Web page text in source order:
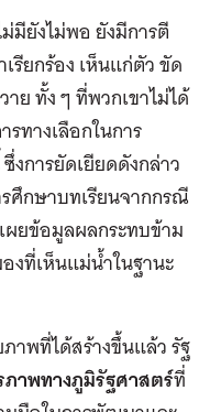
มียังไม่พอ ยังมีการตี
รียกร้อง เห็นแก่ตัว ขัด
ย ทั้ง ๆ ที่พวกเขาไม่ได้
ทางเลือกในการ
การยัดเยียดดังกล่าว
ศึกษาบทเรียนจากกรณี
ผยข้อมูลผลกระทบข้าม
งที่เห็นแม่น้ำในฐานะ
าพที่ได้สร้างขึ้นแล้ว รัฐ
าพทางภูมิรัฐศาสตร์ที่